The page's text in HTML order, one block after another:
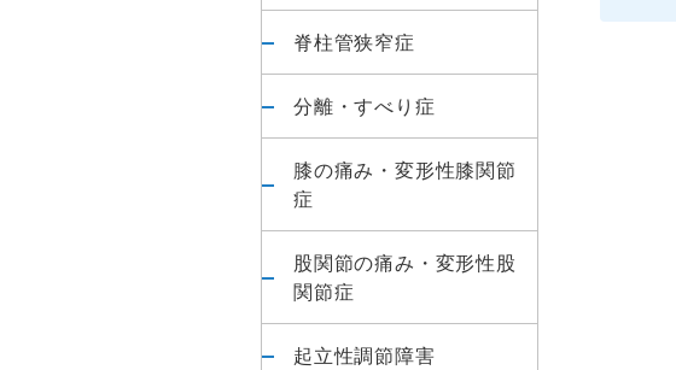
脊柱管狭窄症
分離・すべり症
膝の痛み・変形性膝関節
症
股関節の痛み・変形性股
関節症
起立性調節障害